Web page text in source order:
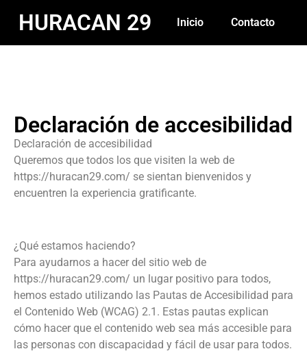
HURACAN 29 Inicio Contacto
Declaración de accesibilidad
Declaración de accesibilidad
Queremos que todos los que visiten la web de
https://huracan29.com/ se sientan bienvenidos y
encuentren la experiencia gratificante.
¿Qué estamos haciendo?
Para ayudarnos a hacer del sitio web de
https://huracan29.com/ un lugar positivo para todos,
hemos estado utilizando las Pautas de Accesibilidad para
el Contenido Web (WCAG) 2.1. Estas pautas explican
cómo hacer que el contenido web sea más accesible para
las personas con discapacidad y fácil de usar para todos.